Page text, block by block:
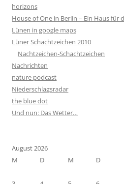
horizons
House of One in Berlin – Ein Haus für
Lünen in google maps
Lüner Schachtzeichen 2010
Nachtzeichen-Schachtzeichen
Nachrichten
nature podcast
Niederschlagsradar
the blue dot
Und nun: Das Wetter…
August 2026
M
D M D